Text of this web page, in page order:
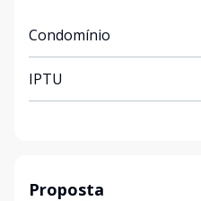
Condomínio
IPTU
Proposta